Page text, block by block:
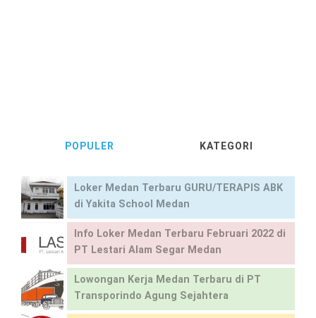
POPULER KATEGORI
Loker Medan Terbaru GURU/TERAPIS ABK
di Yakita School Medan
Info Loker Medan Terbaru Februari 2022 di
PT Lestari Alam Segar Medan
Lowongan Kerja Medan Terbaru di PT
Transporindo Agung Sejahtera